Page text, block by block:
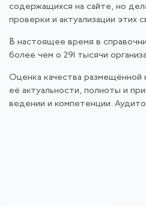
содержащихся на сайте, но
проверки и актуализации этих
В настоящее время в
более чем о 291 тысячи
Оценка качества размещённой
её актуальности, полноты и
ведении и компетенции.